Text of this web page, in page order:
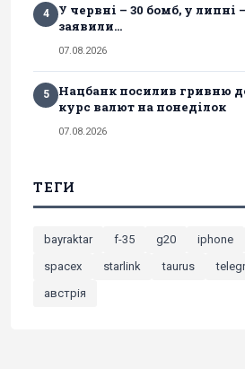
4
У червні – 30 бомб, у липні
заявили...
07.08.2026
5
Нацбанк посилив гривню
курс валют на понеділок
07.08.2026
ТЕГИ
bayraktar f-35 g20 iphone
spacex
starlink taurus
австрія